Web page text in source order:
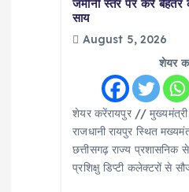
जमीनी स्तर पर करें बेहतर
साय
August 5, 2026
शेयर
शेयर करेंरायपुर // मुख्यमंत्री
राजधानी रायपुर स्थित
छत्तीसगढ़ राज्य
प्रशिक्षु डिप्टी कलेक्टरों से